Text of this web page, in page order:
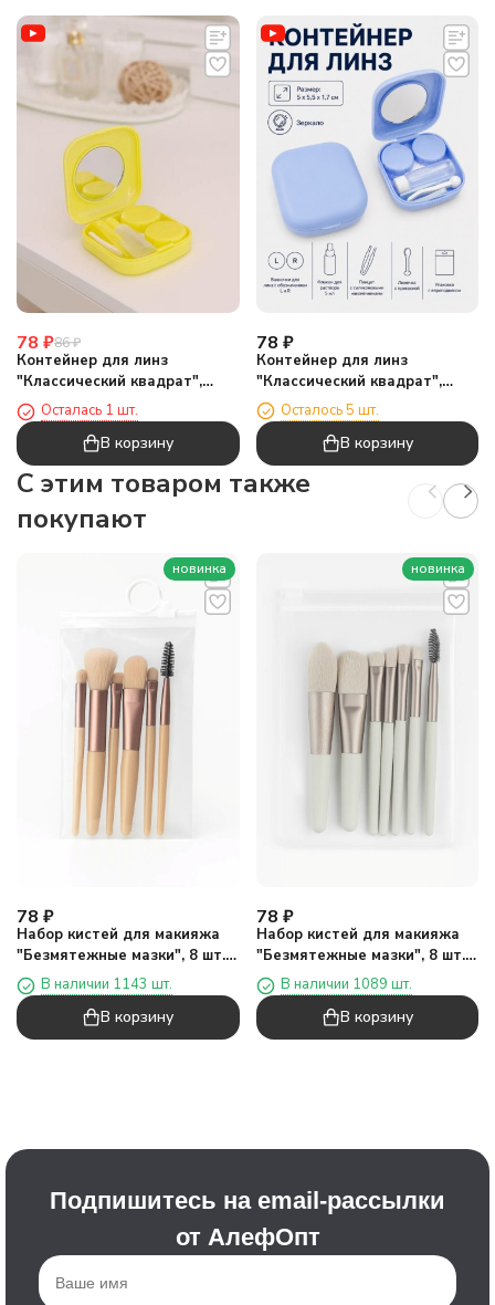
78 ₽86₽
Контейнер для линз
"Классический квадрат",
зеленый
Осталась 1 шт.
В корзину
78 ₽
Контейнер для линз
"Классический квадрат",
синийОсталось 5 шт.
В корзину
C этим товаром также
покупают
новинка
78 ₽
Набор кистей для макияжа
"Безмятежные мазки", 8 шт.,
бежевый
В наличии 1143 шт.
В корзину
новинка
78 ₽
Набор кистей для макияжа
"Безмятежные мазки", 8 шт.,
белыйВ наличии 1089 шт.
В корзину
Подпишитесь на email-рассылки
от АлефОпт